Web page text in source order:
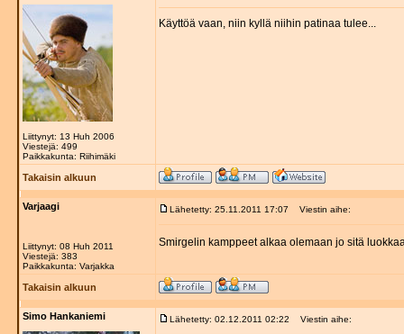
Liittynyt: 13 Huh 2006
Viestejä: 499
Paikkakunta: Riihimäki
Käyttöä vaan, niin kyllä niihin patinaa tulee...
Takaisin alkuun
Varjaagi
Liittynyt: 08 Huh 2011
Viestejä: 383
Paikkakunta: Varjakka
Lähetetty: 25.11.2011 17:07 Viestin aihe:
Smirgelin kamppeet alkaa olemaan jo sitä
Takaisin alkuun
Simo Hankaniemi Lähetetty: 02.12.2011 02:22 Viestin aihe: